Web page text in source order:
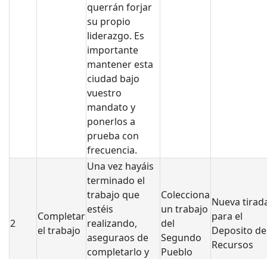
querrán forjar
su propio
liderazgo. Es
importante
mantener esta
ciudad bajo
vuestro
mandato y
ponerlos a
prueba con
frecuencia.
2
Completar
el trabajo
Una vez hayáis
terminado el
trabajo que
estéis
realizando,
aseguraos de
completarlo y
Colecciona
un trabajo
del
Segundo
Pueblo
Nueva
para el
Deposito de
Recursos